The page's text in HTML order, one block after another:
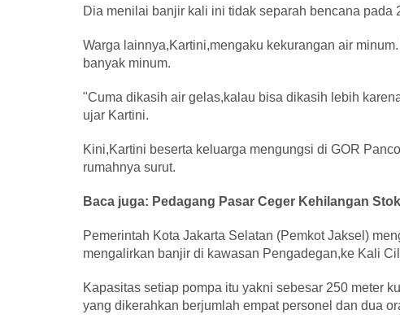
Dia menilai banjir kali ini tidak separah bencana
Warga lainnya,Kartini,mengaku kekurangan air
banyak minum.
"Cuma dikasih air gelas,kalau bisa dikasih lebih
ujar Kartini.
Kini,Kartini beserta keluarga mengungsi di GOR
rumahnya surut.
Baca juga: Pedagang Pasar Ceger Kehilangan
Pemerintah Kota Jakarta Selatan (Pemkot Jaksel)
mengalirkan banjir di kawasan Pengadegan,ke Kali
Kapasitas setiap pompa itu yakni sebesar 250 meter
yang dikerahkan berjumlah empat personel dan dua